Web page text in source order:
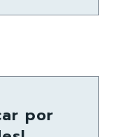
por